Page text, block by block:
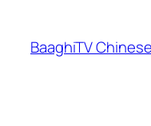
content
BaaghiTV Chinese